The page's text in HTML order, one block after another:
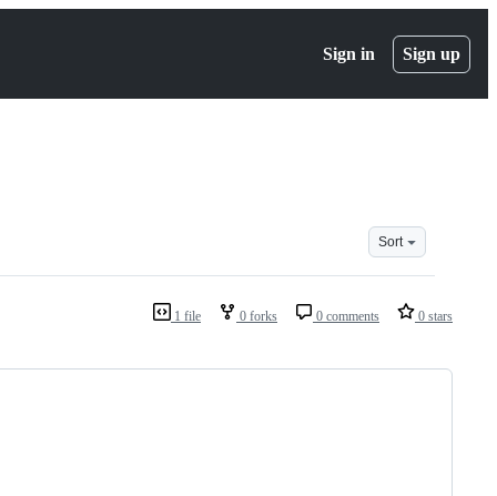
Sign in Sign up
Sort
1 file 0 forks 0 comments 0 stars